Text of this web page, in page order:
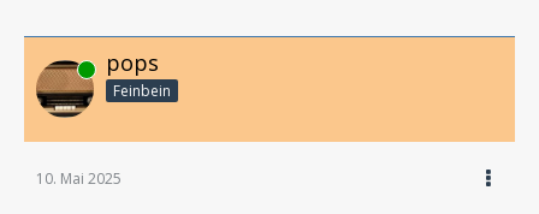
Online pops
Feinbein
10. Mai 2025